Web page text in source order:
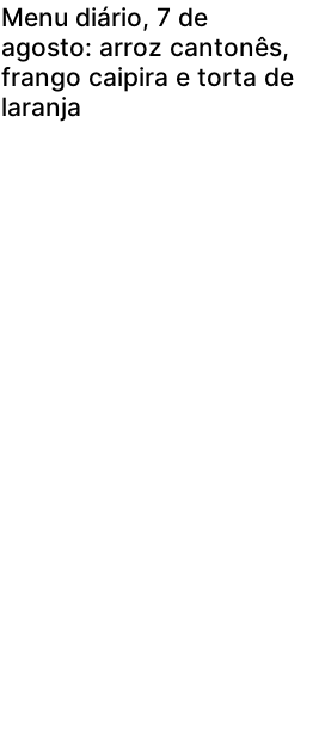
Menu diário, 7 de
agosto: arroz cantonês,
frango caipira e torta de
laranja